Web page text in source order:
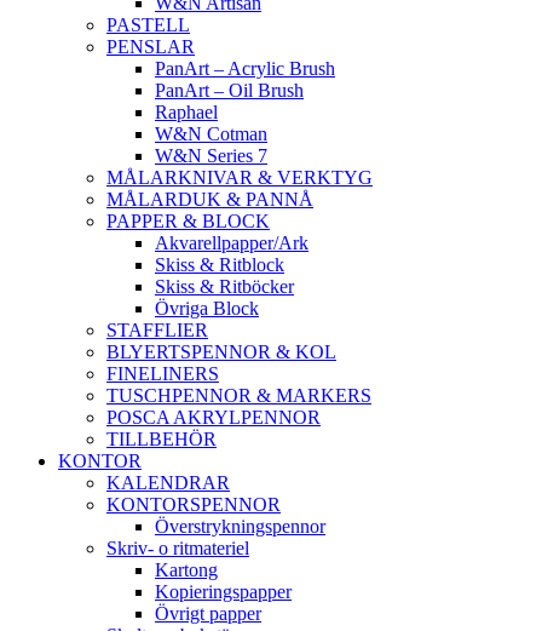
PASTELL
PENSLAR
PanArt – Acrylic Brush
PanArt – Oil Brush
Raphael
W&N Cotman
W&N Series 7
MÅLARKNIVAR & VERKTYG
MÅLARDUK & PANNÅ
PAPPER & BLOCK
Akvarellpapper/Ark
Skiss & Ritblock
Skiss & Ritböcker
Övriga Block
STAFFLIER
BLYERTSPENNOR & KOL
FINELINERS
TUSCHPENNOR & MARKERS
POSCA AKRYLPENNOR
TILLBEHÖR
KONTOR
KALENDRAR
KONTORSPENNOR
Överstrykningspennor
Skriv- o ritmateriel
Kartong
Kopieringspapper
Övrigt papper